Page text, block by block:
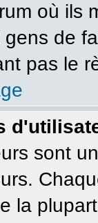
où ils
gens de
pas le
sont
la